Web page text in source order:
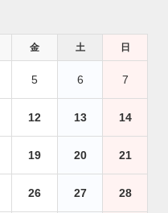
金 土 日
5 6 7
12 13 14
19 20 21
26 27 28